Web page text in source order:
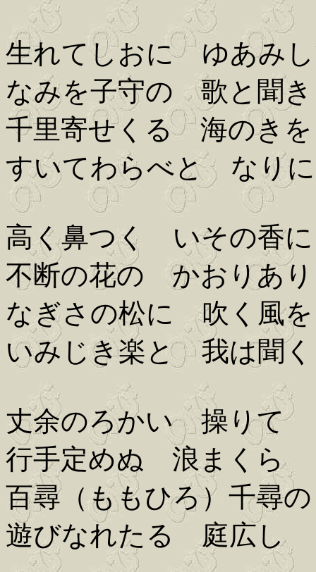
生れてしおに ゆあみ
なみを子守の 歌と聞き
千里寄せくる 海のきを
すいてわらべと なり
高く鼻つく いその香に
不断の花の かおりあり
なぎさの松に 吹く風を
いみじき楽と 我は聞く
丈余のろかい 操りて
行手定めぬ 浪まくら
百尋（ももひろ）千尋
遊びなれたる 庭広し